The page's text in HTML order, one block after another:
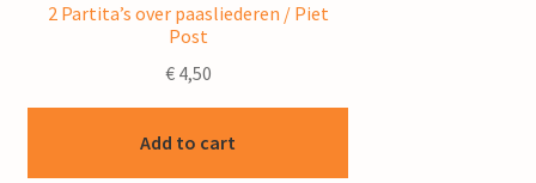
2 Partita’s over paasliederen / Piet
Post
€4,50
Add to cart